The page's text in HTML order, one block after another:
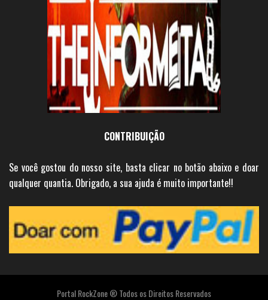
CONTRIBUIÇÃO
Se você gostou do nosso site, basta clicar no botão abaixo e doar
qualquer quantia. Obrigado, a sua ajuda é muito importante!!
Portal RockZone ® Todos os Direitos Reservados